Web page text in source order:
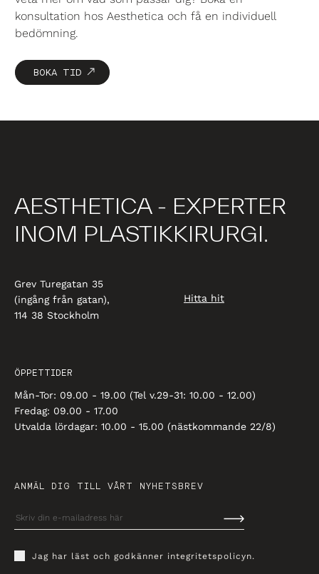
konsultation hos Aesthetica och få en individuell
bedömning.
BOKA TID
AESTHETICA - EXPERTER
INOM PLASTIKKIRURGI.
Grev Turegatan 35
(ingång från gatan),
114 38 Stockholm
Hitta hit
ÖPPETTIDER
Mån-Tor: 09.00 - 19.00 (Tel v.29-31: 10.00 - 12.00)
Fredag: 09.00 - 17.00
Utvalda lördagar: 10.00 - 15.00 (nästkommande 22/8)
ANMÄL DIG TILL VÅRT NYHETSBREV
Jag har läst och godkänner integritetspolicyn.